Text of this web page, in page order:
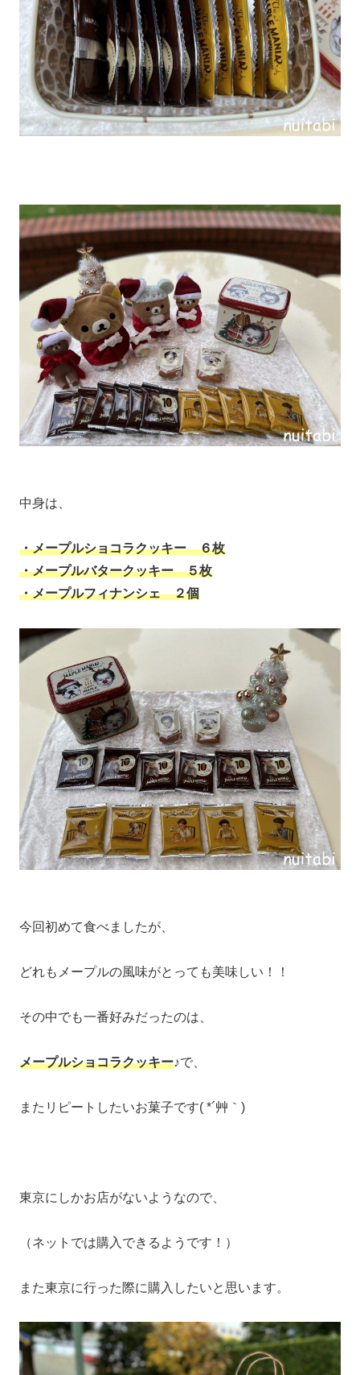
中身は、
・メープルショコラクッキー ６枚
・メープルバタークッキー ５枚
・メープルフィナンシェ ２個
今回初めて食べましたが、
どれもメープルの風味がとっても美味しい！！
その中でも一番好みだったのは、
メープルショコラクッキー♪で、
またリピートしたいお菓子です( *´艸｀)
東京にしかお店がないようなので、
（ネットでは購入できるようです！）
また東京に行った際に購入したいと思います。